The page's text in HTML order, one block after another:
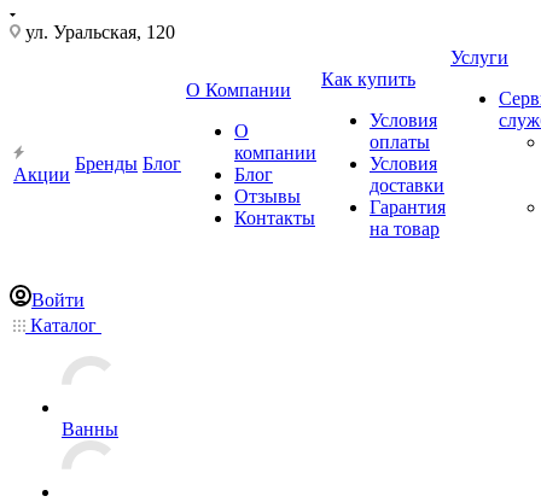
ул. Уральская, 120
Акции
Бренды Блог
О Компании
О
компании
Блог
Отзывы
Контакты
Как купить
Условия
оплаты
Условия
доставки
Гарантия
на товар
Услуги
Войти
Каталог
Ванны